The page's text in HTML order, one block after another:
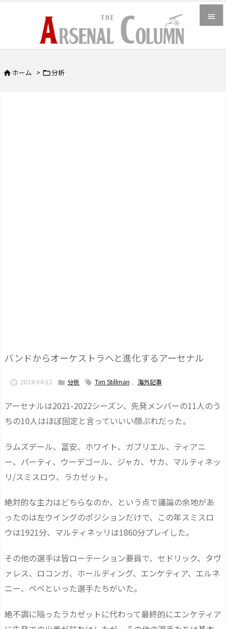

メニュ
 ホーム > 分析
バンドからオーケストラへと進化するアーセナル
 2024-04-12  分析  Tim Stillman , 海外記事
アーセナルは2021-2022シーズン、先発メンバーの11人のう
ちの10人はほぼ固定と言っていいい顔ぶれだった。
ラムズデール、冨安、ホワイト、ガブリエル、ティアニ
ー、パーティ、ウーデゴール、ジャカ、サカ、マルティネッ
リ/スミスロウ、ラカゼット。
絶対的な主力はどちらなのか、という点で議論の余地があ
ったのは左ウイングのポジションだけで、この年スミスロ
ウは1921分、マルティネッリは1860分プレイした。
その他の選手は皆ローテーション要員で、セドリック、タヴ
ァレス、ロコンガ、ホールディング、エンケティア、エルネ
ニー、ペペといった選手たちがいた。
絶不調に陥ったラカゼットに代わって最終的にエンケティア